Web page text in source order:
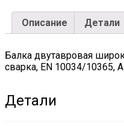
Описание Детали
Балка двутавровая
сварка, EN 10034/10365,
Детали